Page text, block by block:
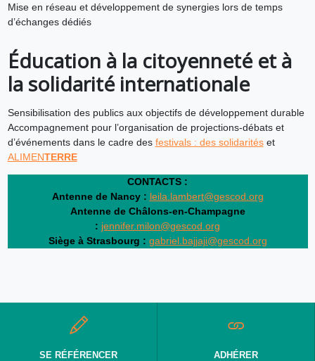
Mise en réseau et développement de synergies lors de temps
d’échanges dédiés
Éducation à la citoyenneté et à
la solidarité internationale
Sensibilisation des publics aux objectifs de développement durable
Accompagnement pour l’organisation de projections-débats et
d’événements dans le cadre des festivals : des solidaritéset
ALIMENTERRE
CONTACTS :
Antenne de Nancy : leila.lambert@gescod.org
Antenne de Châlons-en-Champagne
: jennifer.milon@gescod.org
Siège à Strasbourg : gabriel.bajjaji@gescod.org
SE RÉFÉRENCER ADHÉRER